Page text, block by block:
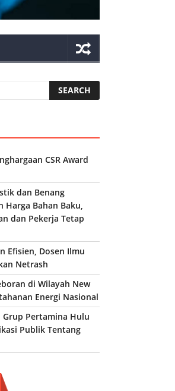
CSR Award
dan Benang
Harga Bahan Baku,
dan Pekerja Tetap
Efisien, Dosen Ilmu
Netrash
di Wilayah New
Energi Nasional
Grup Pertamina Hulu
Publik Tentang